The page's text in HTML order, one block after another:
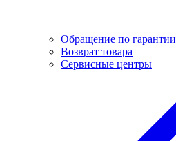
Обращение по гарантии
Возврат товара
Сервисные центры